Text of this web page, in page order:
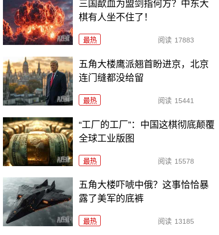
三国歃血为盟剑指何方？中东大
棋有人坐不住了！
最热 阅读 17883
五角大楼鹰派翘首盼进京，北京
连门缝都没给留
最热 阅读 15441
“工厂的工厂”：中国这棋彻底颠覆
全球工业版图
最热 阅读 15578
五角大楼吓唬中俄？这事恰恰暴
露了美军的底裤
最热 阅读 13185